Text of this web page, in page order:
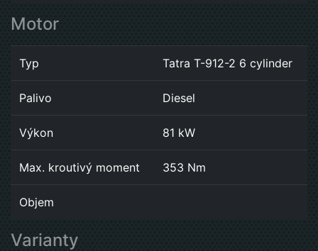
Motor
Typ Tatra T-912-2 6 cylinder
Palivo Diesel
Výkon 81 kW
Max. kroutivý moment 353 Nm
Objem
Varianty